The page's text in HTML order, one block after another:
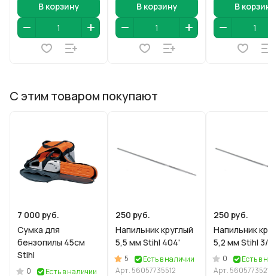
В корзину В корзину В
С этим товаром покупают
7 000 руб.
Сумка для
бензопилы 45см
Stihl
0
Есть в наличии
250 руб.
Напильник круглый
5,5 мм Stihl 404'
5
Есть в наличии
Арт. 56057735512
250 руб.
Напильник
5,2 мм Stihl
0
Есть в
Арт.